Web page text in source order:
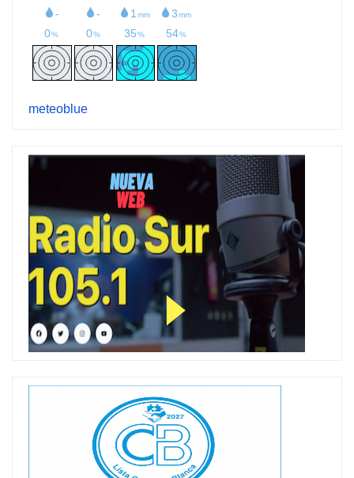
meteoblue